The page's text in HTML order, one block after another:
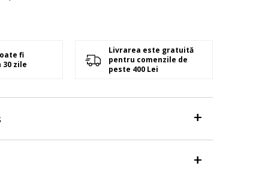
fi
zile
Livrarea este gratuită
pentru comenzile de
peste 400 Lei